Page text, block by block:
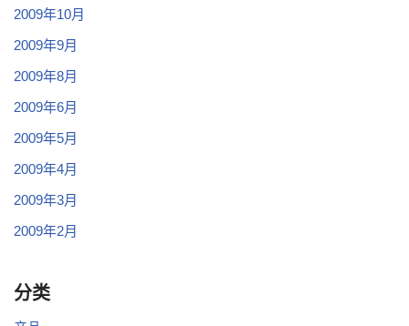
2009年10月
2009年9月
2009年8月
2009年6月
2009年5月
2009年4月
2009年3月
2009年2月
分类